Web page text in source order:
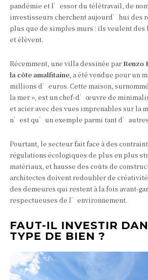
pandémie et l’essor du télétravail, de
investisseurs cherchent aujourd’hui des
plus que de simples murs : ils veulent
et élèvent.
Récemment, une villa dessinée parRenzo
la côte amalfitaine, a été vendue pour un
millions d’euros. Cette maison,
la mer », est un chef-d’œuvre de
et acier avec des vues imprenables sur la
n’est qu’un exemple parmi tant
Pourtant, le secteur fait face à des
régulations écologiques de plus en plus
matériaux, et hausse des coûts de
architectes doivent redoubler de
des demeures qui restent à la fois avant-
respectueuses de l’environnement.
FAUT-IL INVESTIR
TYPE DE BIEN ?